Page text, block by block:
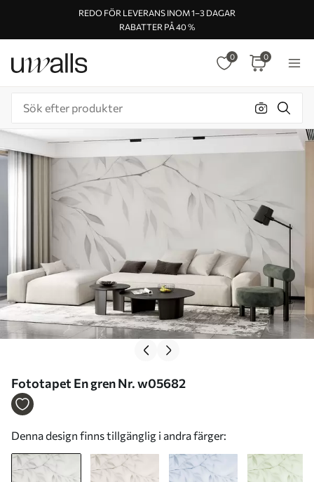
REDO FÖR LEVERANS INOM 1–3 DAGAR
RABATTER PÅ 40 %
0 0
Fototapet En gren Nr. w05682
Denna design finns tillgänglig i andra färger: